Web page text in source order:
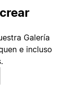
Galería
e incluso